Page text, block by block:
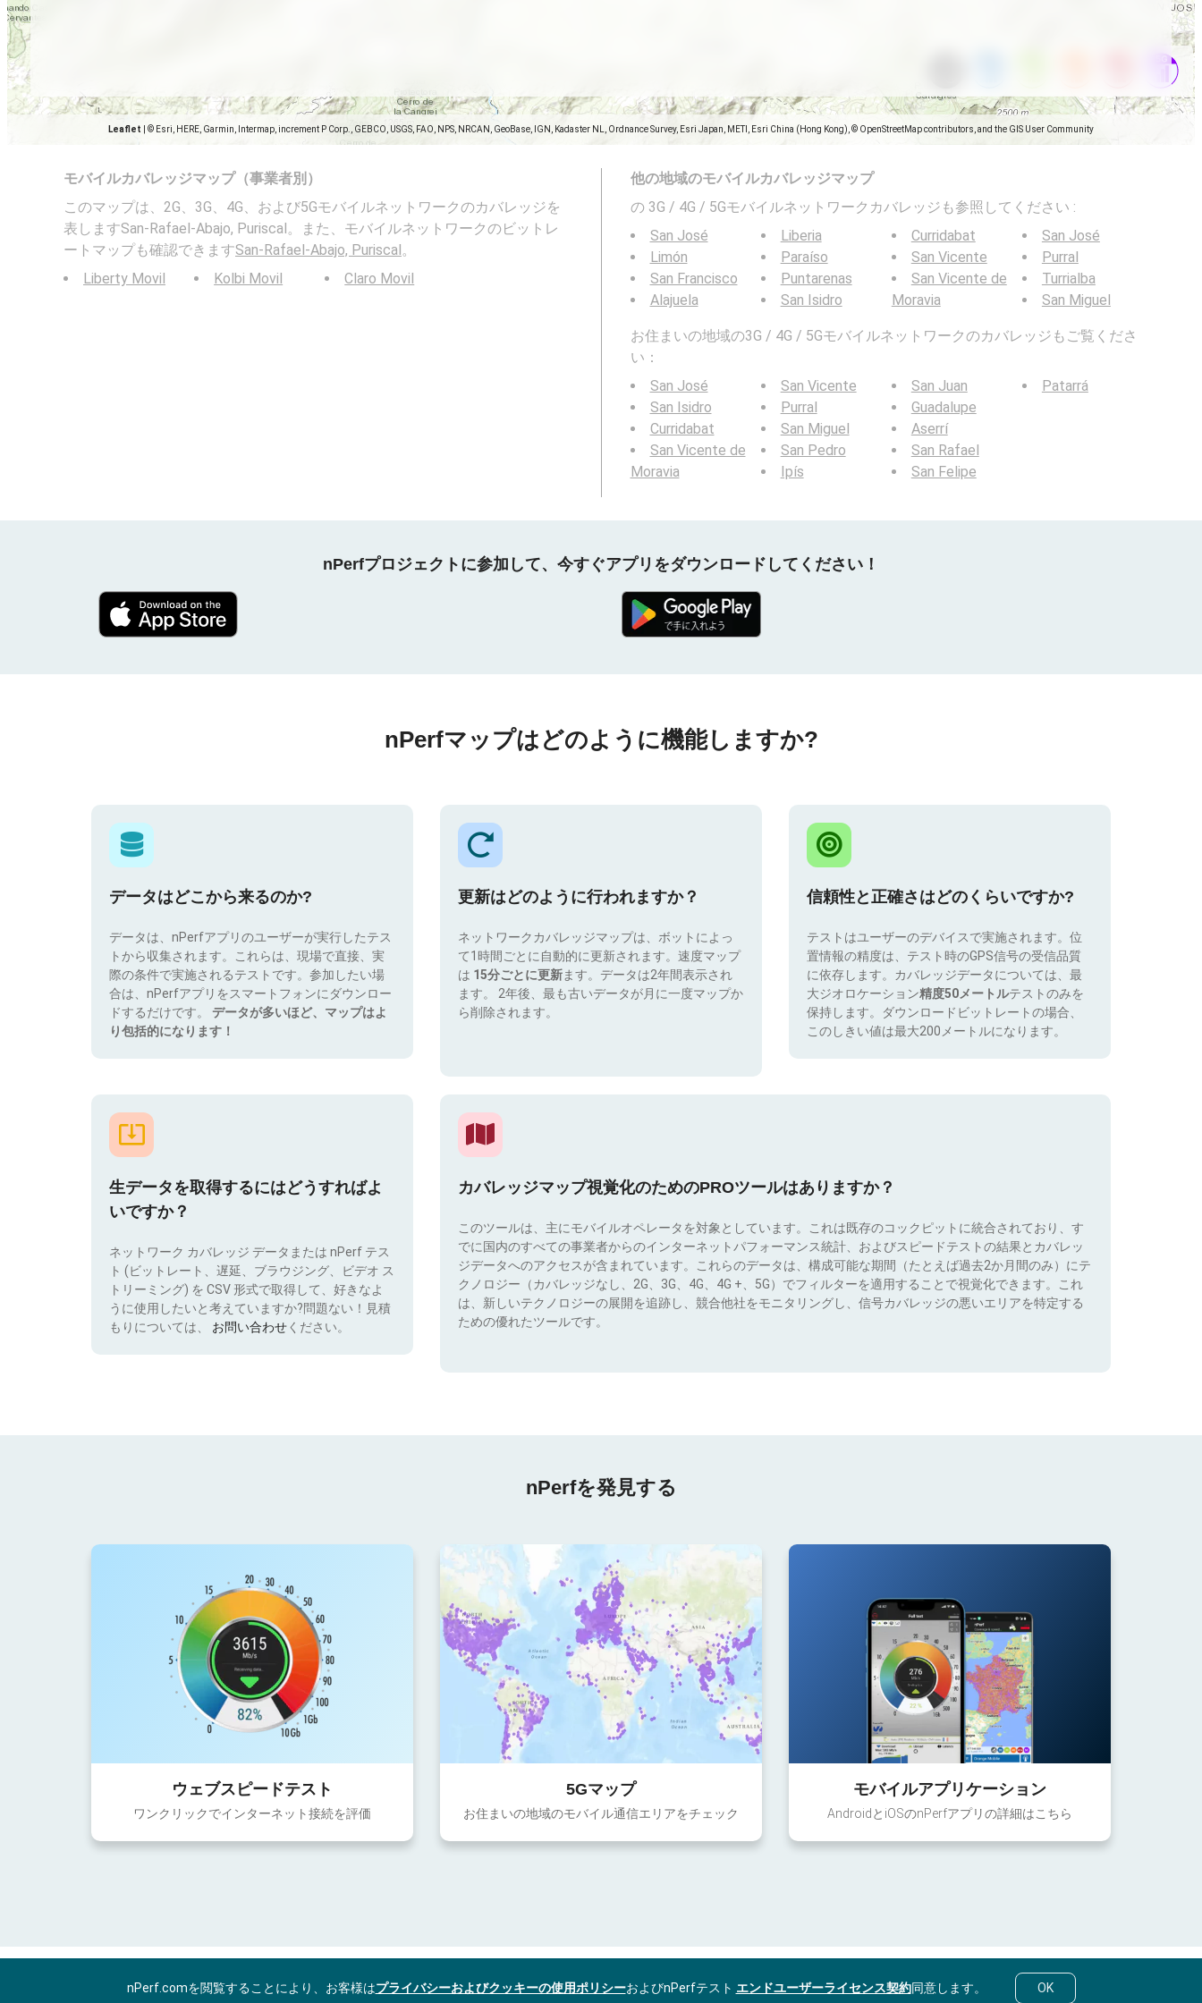
Leaflet © Esri, HERE, Garmin, Intermap, increment P Corp., GEBCO, USGS, FAO, NPS, NRCAN, GeoBase, IGN, Kadaster NL, Ordnance Survey, Esri Japan, METI, Esri China (Hong Kong), © OpenStreetMap contributors, and the GIS User Community
モバイルカバレッジマップ（事業者別）
このマップは、2G、3G、4G、および5Gモバイルネットワークのカバレッジを
表しますSan-Rafael-Abajo, Puriscal。また、モバイルネットワークのビットレ
ートマップも確認できますSan-Rafael-Abajo, Puriscal。
Liberty Movil
Kolbi Movil Claro Movil
他の地域のモバイルカバレッジマップ
の 3G / 4G / 5Gモバイルネットワークカバレッジも参照してください :
San José
Limón
San Francisco
Alajuela
Liberia
Paraíso
Puntarenas
San Isidro
Curridabat
San Vicente
San Vicente de
Moravia
San José
Purral
Turrialba
San Miguel
お住まいの地域の3G / 4G / 5Gモバイルネットワークのカバレッジもご覧くださ
い：
San José
San Isidro
Curridabat
San Vicente de
Moravia
San Vicente
Purral
San Miguel
San Pedro
Ipís
San Juan
Guadalupe
Aserrí
San Rafael
San Felipe
Patarrá
nPerfプロジェクトに参加して、今すぐアプリをダウンロードしてください！
nPerfマップはどのように機能しますか?
データはどこから来るのか?
データは、nPerfアプリのユーザーが実行したテス
トから収集されます。これらは、現場で直接、実
際の条件で実施されるテストです。参加したい場
合は、nPerfアプリをスマートフォンにダウンロー
ドするだけです。 データが多いほど、マップはよ
り包括的になります！
更新はどのように行われますか？
ネットワークカバレッジマップは、ボットによっ
て1時間ごとに自動的に更新されます。速度マップ
は 15分ごとに更新ます。データは2年間表示され
ます。 2年後、最も古いデータが月に一度マップか
ら削除されます。
信頼性と正確さはどのくらいですか?
テストはユーザーのデバイスで実施されます。位
置情報の精度は、テスト時のGPS信号の受信品質
に依存します。カバレッジデータについては、最
大ジオロケーション精度50メートルテストのみを
保持します。ダウンロードビットレートの場合、
このしきい値は最大200メートルになります。
生データを取得するにはどうすればよ
いですか？
ネットワーク カバレッジ データまたは nPerf テス
ト (ビットレート、遅延、ブラウジング、ビデオ ス
トリーミング) を CSV 形式で取得して、好きなよ
うに使用したいと考えていますか?問題ない！見積
もりについては、 お問い合わせください。
カバレッジマップ視覚化のためのPROツールはありますか？
このツールは、主にモバイルオペレータを対象としています。これは既存のコックピットに統合されており、す
でに国内のすべての事業者からのインターネットパフォーマンス統計、およびスピードテストの結果とカバレッ
ジデータへのアクセスが含まれています。これらのデータは、構成可能な期間（たとえば過去2か月間のみ）にテ
クノロジー（カバレッジなし、2G、3G、4G、4G +、5G）でフィルターを適用することで視覚化できます。これ
は、新しいテクノロジーの展開を追跡し、競合他社をモニタリングし、信号カバレッジの悪いエリアを特定する
ための優れたツールです。
nPerfを発見する
ウェブスピードテスト
ワンクリックでインターネット接続を評価
5Gマップ
お住まいの地域のモバイル通信エリアをチェック
モバイルアプリケーション
AndroidとiOSのnPerfアプリの詳細はこちら
nPerf.comを閲覧することにより、お客様はプライバシーおよびクッキーの使用ポリシーおよびnPerfテスト エンドユーザーライセンス契約同意します。 OK